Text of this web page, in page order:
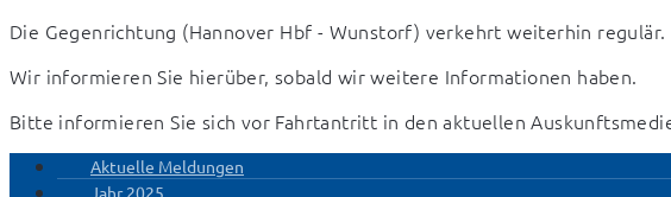
Die Gegenrichtung (Hannover Hbf - Wunstorf) verkehrt weiterhin regulär.
Wir informieren Sie hierüber, sobald wir weitere Informationen haben.
Bitte informieren Sie sich vor Fahrtantritt in den aktuellen
Aktuelle Meldungen
Jahr 2025